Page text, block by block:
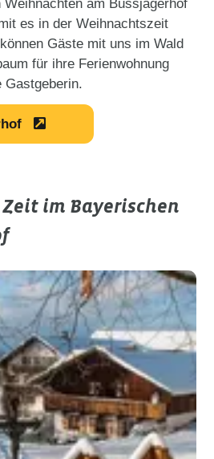
Weihnachten am Bussjägerhof
es in der Weihnachtszeit
Gäste mit uns im Wald
für ihre Ferienwohnung
Gastgeberin.
im Bayerischen